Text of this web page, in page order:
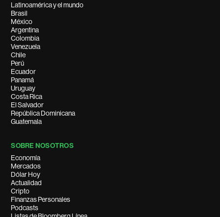
Latinoamérica y el mundo
Brasil
México
Argentina
Colombia
Venezuela
Chile
Perú
Ecuador
Panamá
Uruguay
Costa Rica
El Salvador
República Dominicana
Guatemala
SOBRE NOSOTROS
Economía
Mercados
Dólar Hoy
Actualidad
Cripto
Finanzas Personales
Podcasts